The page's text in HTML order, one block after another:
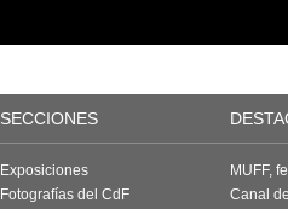
SECCIONES
Exposiciones
Fotografías del CdF
MUFF,
Canal